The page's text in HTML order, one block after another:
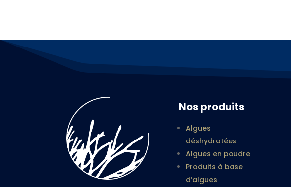
Nos produits
Algues
déshydratées
Algues en poudre
Produits à base
d’algues